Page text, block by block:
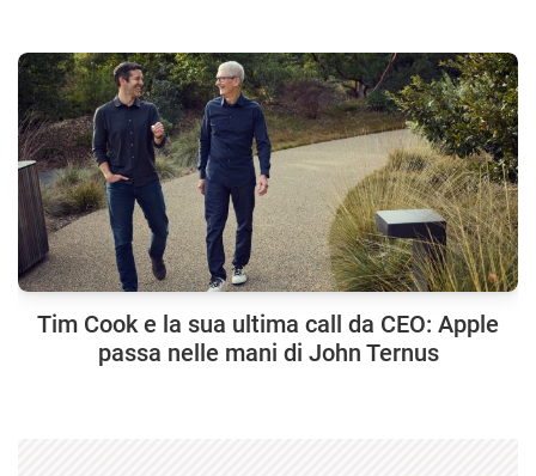
Tim Cook e la sua ultima call da CEO: Apple
passa nelle mani di John Ternus